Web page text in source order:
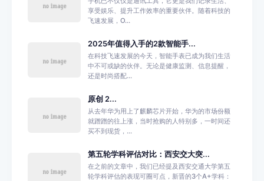
享受娱乐、提升工作效率的重要伙伴。随着科技的
飞速发展，O...
2025年值得入手的2款智能手...
在科技飞速发展的今天，智能手表已成为我们生活
中不可或缺的伙伴。无论是健康监测、信息提醒，
还是时尚搭配...
原创 2...
从去年华为用上了麒麟芯片开始，华为的市场份额
就蹭蹭的往上涨，当时抢购的人特别多，一时间还
买不到现货，...
第五轮学科评估对比：西安交大突...
在之前的文章中，我们已经提及西安交通大学第五
轮学科评估的表现可圈可点，新晋的3个A+学科：